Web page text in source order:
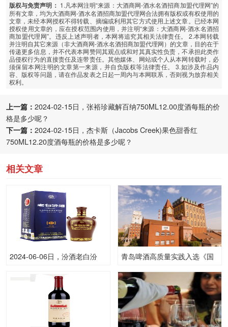
版权与免责声明： 1.凡本网注明“来源：大酒商网-酒水名酒招商加盟代理网”的
所有文章，均为大酒商网-酒水名酒招商加盟代理网合法拥有版权或有权使用的
文章，未经本网授权不得转载、摘编或利用其它方式使用上述文章。已经本网
授权使用文章的，应在授权范围内使用，并注明“来源：大酒商网-酒水名酒招
商加盟代理网”。违反上述声明者，本网将追究其相关法律责任。 2.本网转载
并注明自其它来源（非大酒商网-酒水名酒招商加盟代理网）的文章，目的在于
传递更多信息，并不代表本网赞同其观点或和对其真实性负责，不承担此类作
品侵权行为的直接责任及连带责任。其他媒体、网站或个人从本网转载时，必
须保留本网注明的文章第一来源，并自负版权等法律责任。 3.如涉及作品内
容、版权等问题，请在作品发表之日起一周内与本网联系，否则视为放弃相关
权利。
上一篇： 2024-02-15日，张裕珍藏解百纳750ML12.00度酒每瓶的价
格是多少呢？
下一篇： 2024-02-15日，杰卡斯（Jacobs Creek)果色甜香红
750ML12.20度酒每瓶的价格是多少呢？
相关文章
2024-06-06日，汾酒老白汾
青岛啤酒高质量实践入选《国
（2025）》